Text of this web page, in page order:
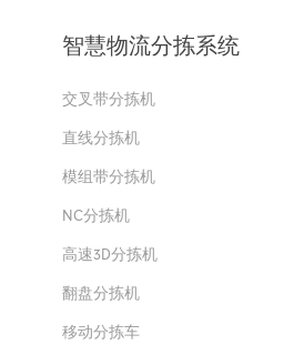
智慧物流分拣系统
交叉带分拣机
直线分拣机
模组带分拣机
NC分拣机
高速3D分拣机
翻盘分拣机
移动分拣车